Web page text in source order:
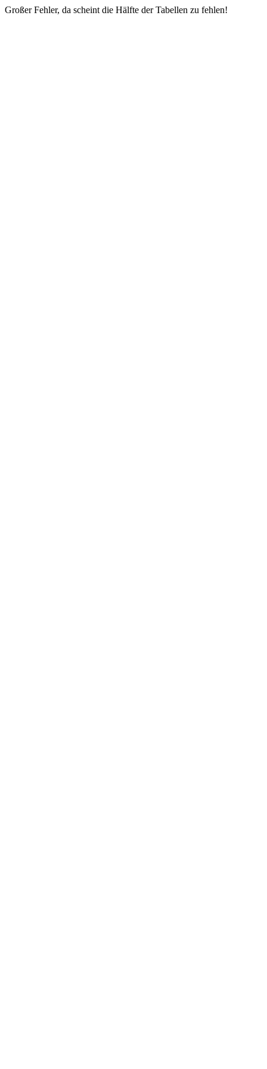
Großer Fehler, da scheint die Hälfte der Tabellen zu fehlen!